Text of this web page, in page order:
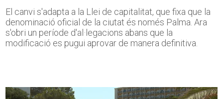
El canvi s'adapta a la Llei de capitalitat, que fixa que la
denominació oficial de la ciutat és només Palma. Ara
s'obri un període d'al·legacions abans que la
modificació es pugui aprovar de manera definitiva.